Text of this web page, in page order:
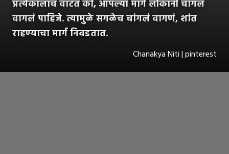
प्रत्येकालाच वाटतं की, आपल्या मागे लोकांनी चांगलं
वागलं पाहिजे. त्यामुळे सगळेच चांगलं वागणं, शांत
राहण्याचा मार्ग निवडतात.
Chanakya Niti | pinterest